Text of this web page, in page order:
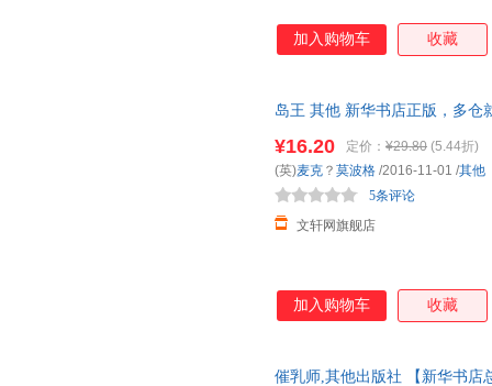
加入购物车 收藏
岛王 其他 新华书店正版，多仓
¥16.20 定价： ¥29.80 (5.44折)
文轩网旗舰店
5条评论
(英)麦克 ？ 莫波格 /2016-11-01 /其他
加入购物车 收藏
催乳师,其他出版社 【新华书店